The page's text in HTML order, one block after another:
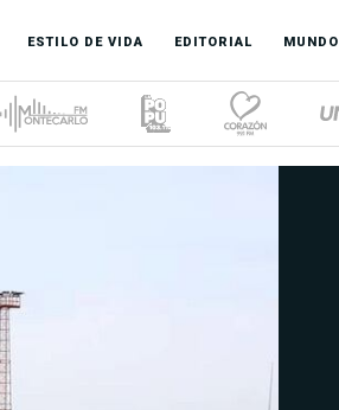
ESTILO DE VIDA EDITORIAL MUNDO